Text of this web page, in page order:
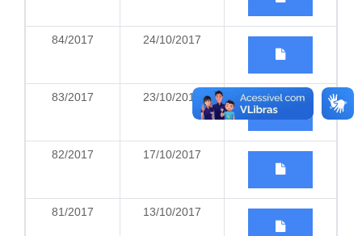
84/2017 24/10/2017
83/2017 23/10/2017
82/2017 17/10/2017
81/2017 13/10/2017